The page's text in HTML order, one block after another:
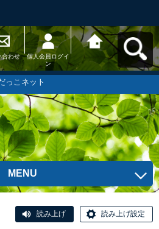
合わせ
個人会員ログイ
ン
半田市子育て応
援サイト はんだ
っこネットへ戻
っこネット
MENU
読み上げ 読み上げ設定